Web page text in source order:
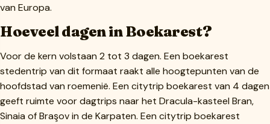
van Europa.
Hoeveel dagen in Boekarest?
Voor de kern volstaan 2 tot 3 dagen. Een boekarest
stedentrip van dit formaat raakt alle hoogtepunten van de
hoofdstad van roemenië. Een citytrip boekarest van 4 dagen
geeft ruimte voor dagtrips naar het Dracula-kasteel Bran,
Sinaia of Braşov in de Karpaten. Een citytrip boekarest